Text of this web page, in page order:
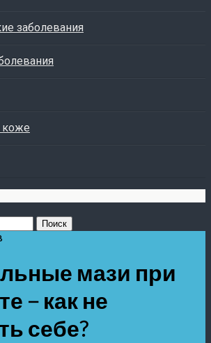
заболевания
коже
мази при
– как не
себе?